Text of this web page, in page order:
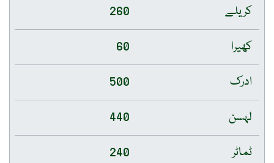
کریلے
260
کھیرا
60
ادرک
500
لہسن
440
ٹماٹر
240